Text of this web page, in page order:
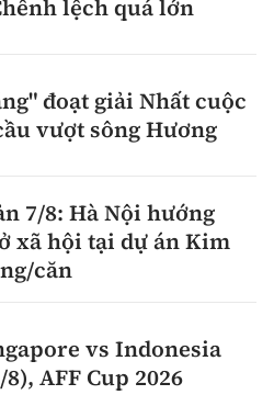
lệch quá lớn
đoạt giải Nhất cuộc
vượt sông Hương
7/8: Hà Nội hướng
xã hội tại dự án Kim
căn
vs Indonesia
AFF Cup 2026